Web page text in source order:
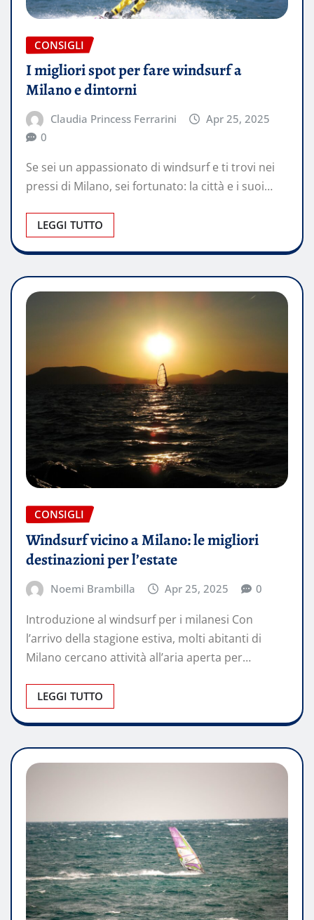
CONSIGLI
I migliori spot per fare windsurf a
Milano e dintorni
Claudia Princess Ferrarini
Apr 25, 2025
0
Se sei un appassionato di windsurf e ti trovi nei
pressi di Milano, sei fortunato: la città e i suoi…
LEGGI TUTTO
CONSIGLI
Windsurf vicino a Milano: le migliori
destinazioni per l’estate
Noemi Brambilla Apr 25, 2025 0
Introduzione al windsurf per i milanesi Con
l’arrivo della stagione estiva, molti abitanti di
Milano cercano attività all’aria aperta per…
LEGGI TUTTO